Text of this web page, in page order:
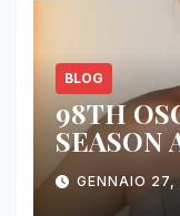
BLOG
98TH
SEASON
FOR
GENNAIO